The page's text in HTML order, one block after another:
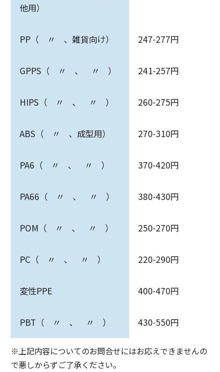
他用）
PP（ 〃 、雑貨向け） 247-277円
GPPS（ 〃 、 〃 ） 241-257円
HIPS（ 〃 、 〃 ） 260-275円
ABS（ 〃 、成型用） 270-310円
PA6（ 〃 、 〃 ） 370-420円
PA66（ 〃 、 〃 ） 380-430円
POM（ 〃 、 〃 ） 250-270円
PC（ 〃 、 〃 ） 220-290円
変性PPE 400-470円
PBT（ 〃 、 〃 ） 430-550円
※上記内容についてのお問合せにはお応えできませんの
で悪しからずご了承ください。